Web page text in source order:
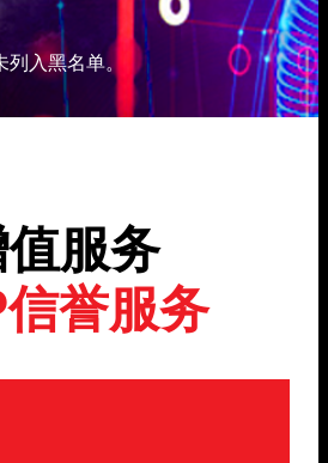
入黑名单。
服务
誉服务